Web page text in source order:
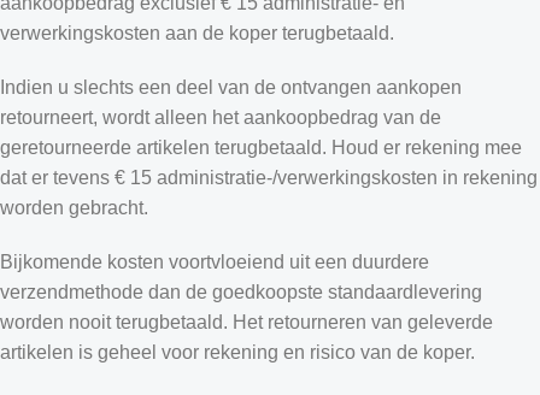
verwerkingskosten aan de koper terugbetaald.
Indien u slechts een deel van de ontvangen aankopen
retourneert, wordt alleen het aankoopbedrag van de
geretourneerde artikelen terugbetaald. Houd er rekening mee
dat er tevens € 15 administratie-/verwerkingskosten in rekening
worden gebracht.
Bijkomende kosten voortvloeiend uit een duurdere
verzendmethode dan de goedkoopste standaardlevering
worden nooit terugbetaald. Het retourneren van geleverde
artikelen is geheel voor rekening en risico van de koper.